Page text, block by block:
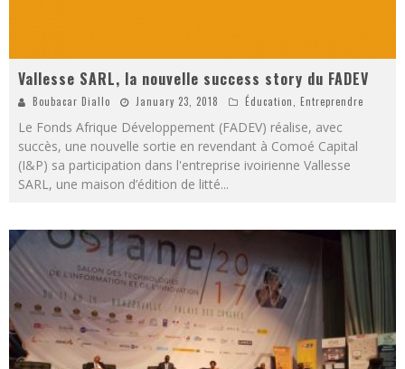
Vallesse SARL, la nouvelle success story du FADEV
Boubacar Diallo January 23, 2018 Éducation Entreprendre
Le Fonds Afrique Développement (FADEV) réalise, avec
succès, une nouvelle sortie en revendant à Comoé Capital
(I&P) sa participation dans l'entreprise ivoirienne Vallesse
SARL, une maison d’édition de litté...